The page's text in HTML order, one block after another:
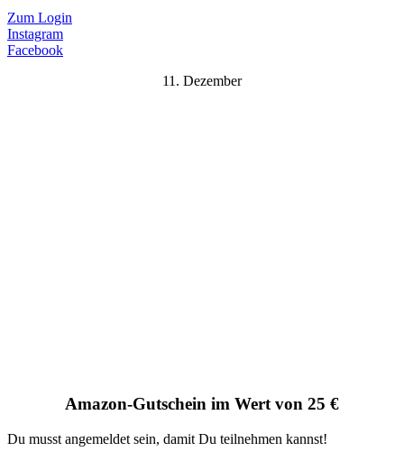
Zum Login
Instagram
Facebook
11. Dezember
Amazon-Gutschein im Wert von 25 €
Du musst angemeldet sein, damit Du teilnehmen kannst!